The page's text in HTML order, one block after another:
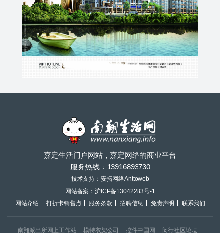
嘉定生活门户网站，嘉定网络的商业平台
服务热线： 13916893730
技术支持：安拓网络Anttoweb
网站备案： 沪ICP备13042283号-1
网站介绍
打折卡销售点 服务条款 招聘信息 免责声明 联系我们
南翔派出所网上工作站 模特衣架公司 控件中国网 闵行社区论坛